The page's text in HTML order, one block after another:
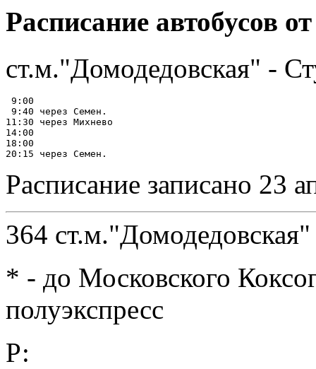
Расписание автобусов
ст.м."Домодедовская" -
9:00
9:40 через Семен.
11:30 через Михнево
14:00
18:00
Расписание записано 23
364 ст.м."Домодедовская"
* - до Московского
полуэкспресс
Р: